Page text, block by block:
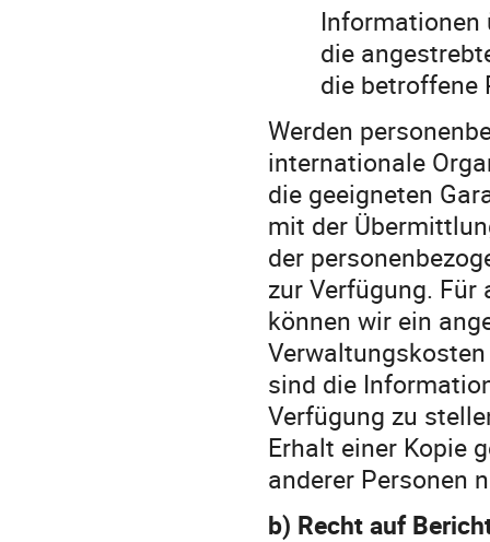
Informationen
die
die betroffene
Werden
internationale
die geeigneten
mit der
der
zur Verfügung. Für
können wir ein
sind die
Verfügung zu
Erhalt einer Kopie
anderer Personen
b) Recht auf